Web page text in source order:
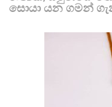
සොයා යන ගමන්